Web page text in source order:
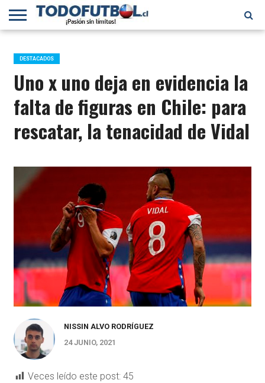
PRIMERA
B
SELECCIÓN
CHILENA
CHILENOS
EN EL
MUNDO
FÚTBOL
INTERNACIONAL
DESTACADOS
Uno x uno deja en evidencia la
falta de figuras en Chile: para
rescatar, la tenacidad de Vidal
NISSIN ALVO RODRÍGUEZ
24 JUNIO, 2021
Veces leído este post: 45